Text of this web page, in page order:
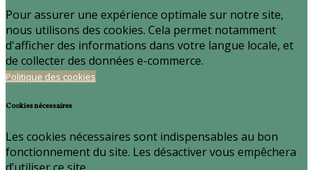
Pour assurer une expérience optimale sur notre site,
nous utilisons des cookies. Cela permet notamment
d'afficher des informations dans votre langue locale, et
de collecter des données e-commerce.
Politique des cookies
Cookies nécessaires
Les cookies nécessaires sont indispensables au bon
fonctionnement du site. Les désactiver vous empêchera